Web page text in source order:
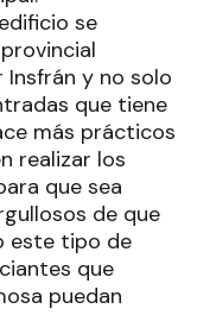
se
y no solo
que tiene
más prácticos
realizar los
que sea
de que
este tipo de
que
puedan